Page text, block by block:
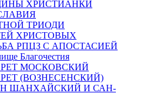
ХРИСТИАНКИ
ТРИОДИ
ХРИСТОВЫХ
РПЦЗ С АПОСТАСИЕЙ
Благочестия
МОСКОВСКИЙ
(ВОЗНЕСЕНСКИЙ)
ШАНХАЙСКИЙ И САН-